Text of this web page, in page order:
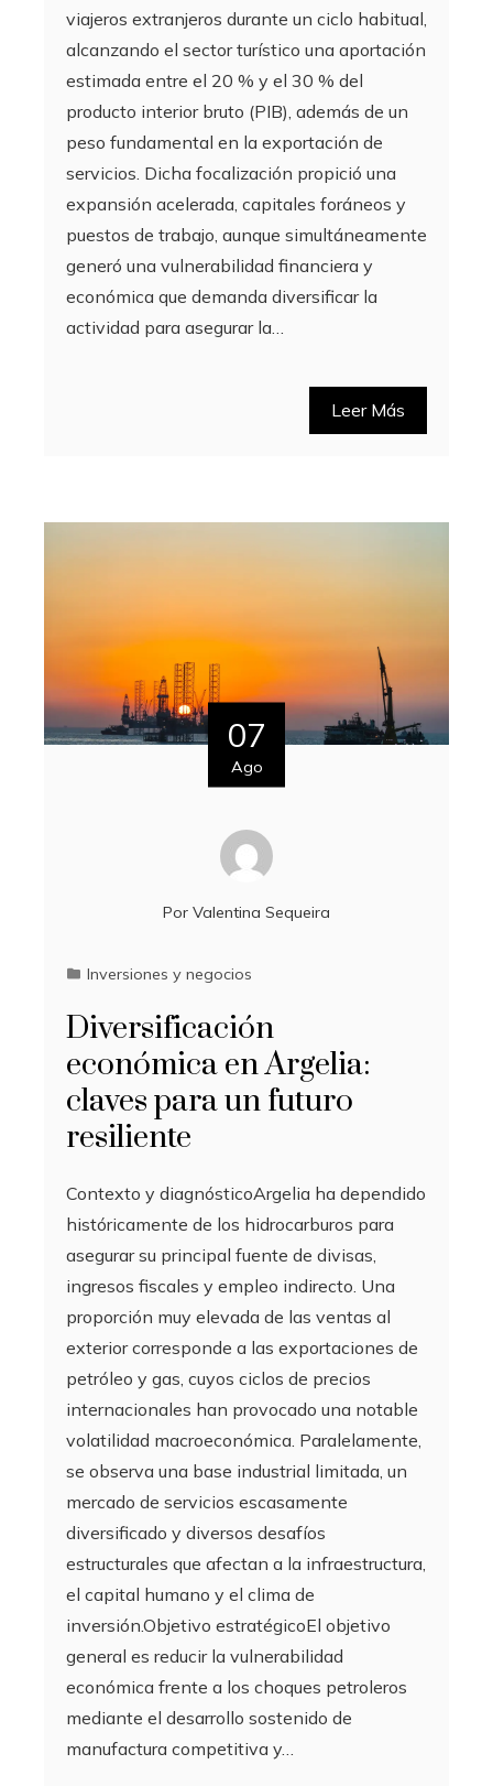
viajeros extranjeros durante un ciclo habitual,
alcanzando el sector turístico una aportación
estimada entre el 20 % y el 30 % del
producto interior bruto (PIB), además de un
peso fundamental en la exportación de
servicios. Dicha focalización propició una
expansión acelerada, capitales foráneos y
puestos de trabajo, aunque simultáneamente
generó una vulnerabilidad financiera y
económica que demanda diversificar la
actividad para asegurar la…
Leer Más
07
Ago
Por Valentina Sequeira
Inversiones y negocios
Diversificación
económica en Argelia:
claves para un futuro
resiliente
Contexto y diagnósticoArgelia ha dependido
históricamente de los hidrocarburos para
asegurar su principal fuente de divisas,
ingresos fiscales y empleo indirecto. Una
proporción muy elevada de las ventas al
exterior corresponde a las exportaciones de
petróleo y gas, cuyos ciclos de precios
internacionales han provocado una notable
volatilidad macroeconómica. Paralelamente,
se observa una base industrial limitada, un
mercado de servicios escasamente
diversificado y diversos desafíos
estructurales que afectan a la infraestructura,
el capital humano y el clima de
inversión.Objetivo estratégicoEl objetivo
general es reducir la vulnerabilidad
económica frente a los choques petroleros
mediante el desarrollo sostenido de
manufactura competitiva y…